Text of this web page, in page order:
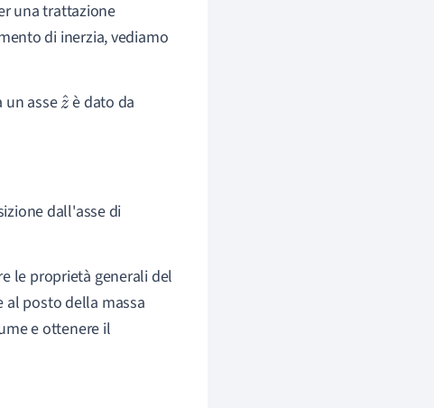
una trattazione
di inerzia, vediamo
un assezè dato da
dall'asse di
le proprietà generali del
al posto della massa
e ottenere il